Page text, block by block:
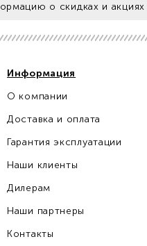
о скидках и
Информация
О компании
Доставка и оплата
Гарантия эксплуатации
Наши клиенты
Дилерам
Наши партнеры
Контакты